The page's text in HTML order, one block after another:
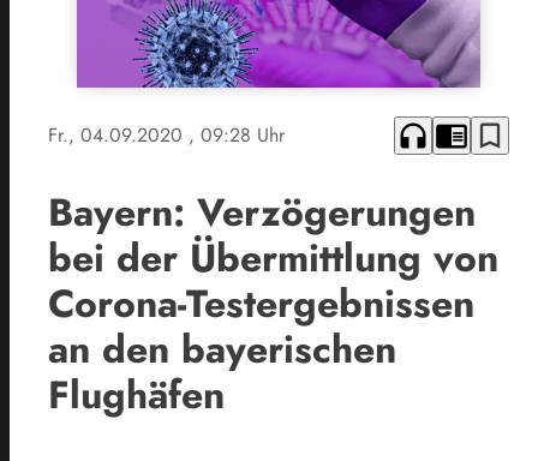
Fr., 04.09.2020 , 09:28 Uhr headphones chrome_reader_mode bookmark_border
Bayern: Verzögerungen
bei der Übermittlung von
Corona-Testergebnissen
an den bayerischen
Flughäfen